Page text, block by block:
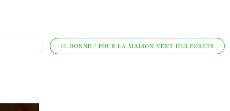
JE DONNE ! POUR LA MAISON VENT DES FORÊTS